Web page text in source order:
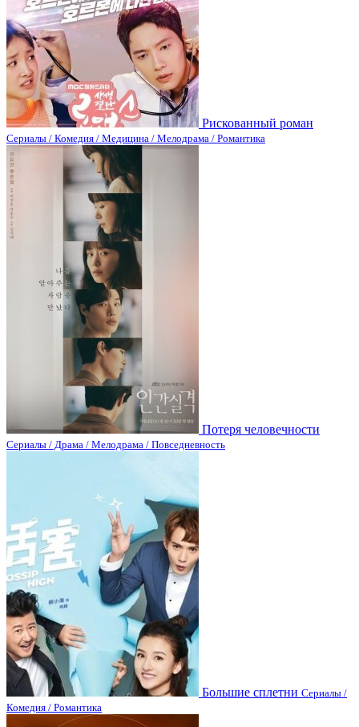
Рискованный роман
Сериалы / Комедия / Медицина / Мелодрама / Романтика
Потеря человечности
Сериалы / Драма / Мелодрама / Повседневность
Большие сплетни Сериалы /
Комедия / Романтика